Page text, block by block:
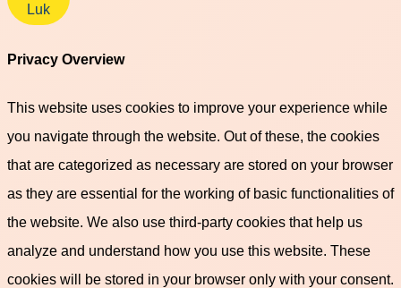
Luk
Privacy Overview
This website uses cookies to improve your experience while
you navigate through the website. Out of these, the cookies
that are categorized as necessary are stored on your browser
as they are essential for the working of basic functionalities of
the website. We also use third-party cookies that help us
analyze and understand how you use this website. These
cookies will be stored in your browser only with your consent.